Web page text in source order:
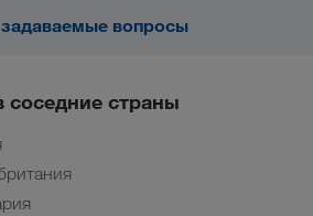
вопросы
соседние страны